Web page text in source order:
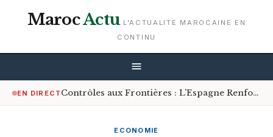
MarocActu L'ACTUALITE MAROCAINE EN
CONTINU
EN DIRECT Contrôles aux Frontières : L’Espagne Renforce les Mesures pour les Voyageurs en Provenance d’Italie
ECONOMIE